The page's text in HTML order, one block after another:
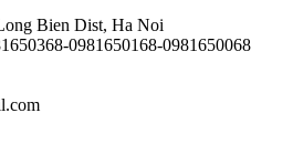
Bien Dist, Ha Noi
0981650168-0981650068